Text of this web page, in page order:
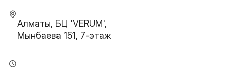
Алматы, БЦ 'VERUM',
Мынбаева 151, 7-этаж